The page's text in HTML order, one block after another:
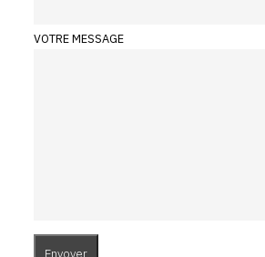
VOTRE MESSAGE